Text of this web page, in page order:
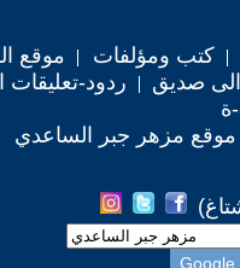
كتب ومؤلفات
موقع
الى صديق ردود-تعليقات
ة
مزهر جبر الساعدي :